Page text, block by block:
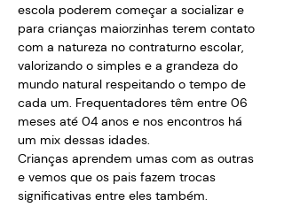
escola poderem começar a socializar e
para crianças maiorzinhas terem contato
com a natureza no contraturno escolar,
valorizando o simples e a grandeza do
mundo natural respeitando o tempo de
cada um. Frequentadores têm entre 06
meses até 04 anos e nos encontros há
um mix dessas idades.
Crianças aprendem umas com as outras
e vemos que os pais fazem trocas
significativas entre eles também.